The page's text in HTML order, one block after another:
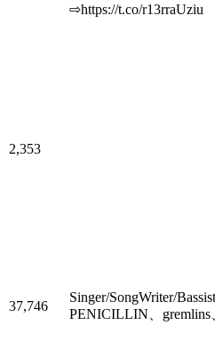
⇨https://t.co/r13rraUziu
2,353
37,746
Singer/SongWriter/
PENICILLIN、